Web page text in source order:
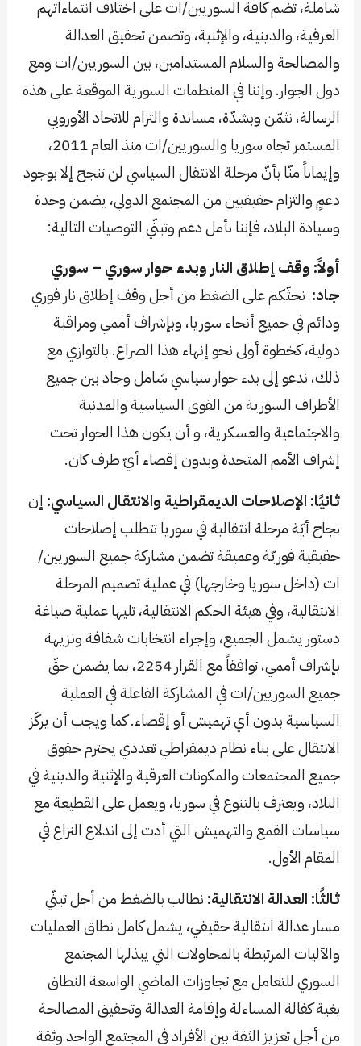
شاملة، تضم كافّة السوريين/ات على اختلاف انتماءاتهم
العرقية، والدينية، والإثنية، وتضمن تحقيق العدالة
والمصالحة والسلام المستدامين، بين السوريين/ات ومع
دول الجوار. وإننا في المنظمات السورية الموقعة على هذه
الرسالة، نثمّن وبشدّة، مساندة والتزام للاتحاد الأوروبي
المستمر تجاه سوريا والسوريين/ات منذ العام 2011،
وإيماناً منّا بأنّ مرحلة الانتقال السياسي لن تنجح إلا بوجود
دعمٍ والتزام حقيقيين من المجتمع الدولي، يضمن وحدة
وسيادة البلاد، فإننا نأمل دعم وتبنّي التوصيات التالية:
أولاً: وقف إطلاق النار وبدء حوار سوري – سوري
جاد: نحثّكم على الضغط من أجل وقف إطلاق نار فوري
ودائم في جميع أنحاء سوريا، وبإشراف أممي ومراقبة
دولية، كخطوة أولى نحو إنهاء هذا الصراع. بالتوازي مع
ذلك، ندعو إلى بدء حوار سياسي شامل وجاد بين جميع
الأطراف السورية من القوى السياسية والمدنية
والاجتماعية والعسكرية، و أن يكون هذا الحوار تحت
إشراف الأمم المتحدة وبدون إقصاء أيّ طرف كان.
ثانيًا: الإصلاحات الديمقراطية والانتقال السياسي: إن
نجاح أيّة مرحلة انتقالية في سوريا تتطلب إصلاحات
حقيقية فوريّة وعميقة تضمن مشاركة جميع السوريين/
ات (داخل سوريا وخارجها) في عملية تصميم المرحلة
الانتقالية، وفي هيئة الحكم الانتقالية، تليها عملية صياغة
دستور يشمل الجميع، وإجراء انتخابات شفافة ونزيهة
بإشراف أممي، توافقاً مع القرار 2254، بما يضمن حقّ
جميع السوريين/ات في المشاركة الفاعلة في العملية
السياسية بدون أي تهميش أو إقصاء. كما ويجب أن يركّز
الانتقال على بناء نظام ديمقراطي تعددي يحترم حقوق
جميع المجتمعات والمكونات العرقية والإثنية والدينية في
البلاد، ويعترف بالتنوع في سوريا، ويعمل على القطيعة مع
سياسات القمع والتهميش التي أدت إلى اندلاع النزاع في
المقام الأول.
ثالثًا: العدالة الانتقالية: نطالب بالضغط من أجل تبنّي
مسار عدالة انتقالية حقيقي، يشمل كامل نطاق العمليات
والآليات المرتبطة بالمحاولات التي يبذلها المجتمع
السوري للتعامل مع تجاوزات الماضي الواسعة النطاق
بغية كفالة المساءلة وإقامة العدالة وتحقيق المصالحة
من أجل تعزيز الثقة بين الأفراد في المجتمع الواحد وثقة